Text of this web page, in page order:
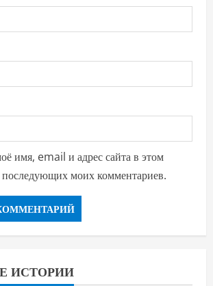
имя, email и адрес сайта в этом
последующих моих комментариев.
ИСТОРИИ